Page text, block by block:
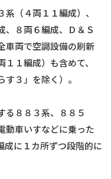
（４両１１編成）、
、８両６編成、Ｄ＆Ｓ
車両で空調設備の刷新
１編成）も含めて、
３」を除く）。
る８８３系、８８５
動車いすなどに乗った
成に１カ所ずつ段階的に